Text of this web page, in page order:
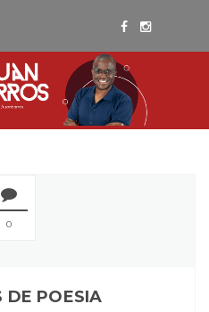
0
DE POESIA